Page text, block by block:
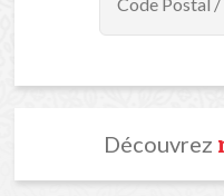
Découvrez